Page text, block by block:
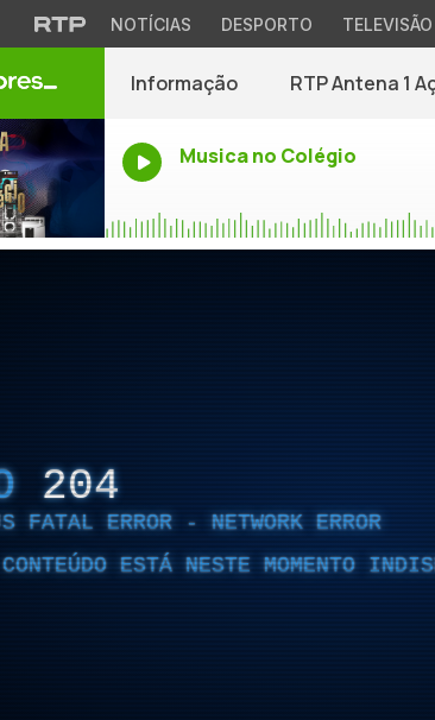
NOTÍCIAS DESPORTO TELEVISÃO
Informação RTP Antena 1
Musica no Colégio
204
FATAL ERROR - NETWORK ERROR
ESTÁ NESTE MOMENTO